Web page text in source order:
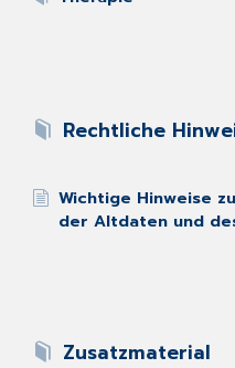
Rechtliche
Wichtige Hinweise
der Altdaten und
Zusatzmaterial